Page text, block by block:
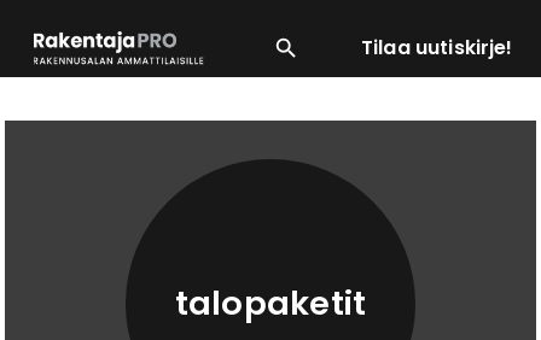
Tilaa uutiskirje!
SUOSITUIMMAT ENERGIA LVI
talopaketit